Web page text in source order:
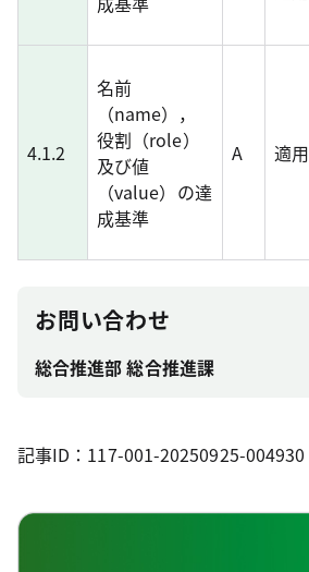
4.1.2
名前
（name），
役割（role）
及び値
（value）の達
成基準
A 適用
お問い合わせ
総合推進部 総合推進課
記事ID：117-001-20250925-004930